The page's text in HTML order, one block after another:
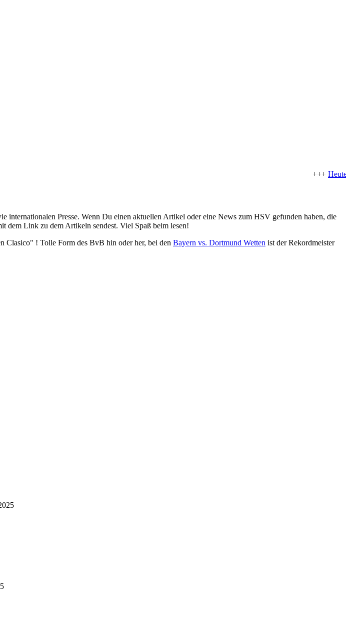
+++Heute
Presse. Wenn Du einen aktuellen Artikel oder eine News zum HSV gefunden haben, die
dem Link zu dem Artikeln sendest. Viel Spaß beim lesen!
Clasico" ! Tolle Form des BvB hin oder her, bei den Bayern vs. Dortmund Wetten ist der Rekordmeister